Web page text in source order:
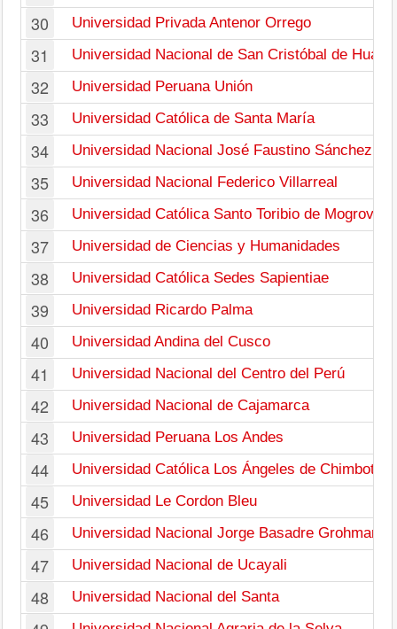
30
Universidad Privada Antenor Orrego
31 Universidad Nacional de San Cristóbal de
32 Universidad Peruana Unión
33 Universidad Católica de Santa María
34 Universidad Nacional José Faustino Sánchez
35 Universidad Nacional Federico Villarreal
36 Universidad Católica Santo Toribio de Mogrovejo
37 Universidad de Ciencias y Humanidades
38 Universidad Católica Sedes Sapientiae
39 Universidad Ricardo Palma
40 Universidad Andina del Cusco
41 Universidad Nacional del Centro del Perú
42 Universidad Nacional de Cajamarca
43 Universidad Peruana Los Andes
44 Universidad Católica Los Ángeles de Chimbote
45 Universidad Le Cordon Bleu
46 Universidad Nacional Jorge Basadre Grohmann
47 Universidad Nacional de Ucayali
48 Universidad Nacional del Santa